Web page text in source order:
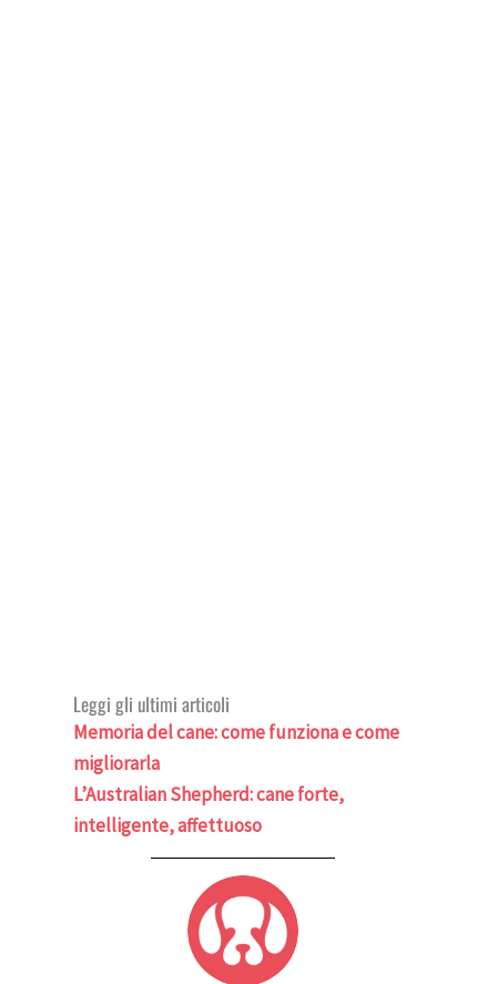
Leggi gli ultimi articoli
Memoria del cane: come funziona e come
migliorarla
L’Australian Shepherd: cane forte,
intelligente, affettuoso